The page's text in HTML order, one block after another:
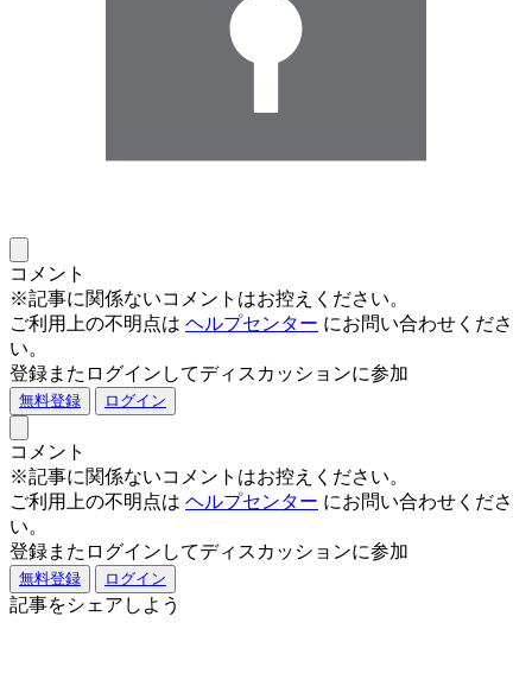
コメント
※記事に関係ないコメントはお控えください。
ご利用上の不明点は ヘルプセンター にお問い合わせくださ
い。
登録またログインしてディスカッションに参加
無料登録 ログイン
コメント
※記事に関係ないコメントはお控えください。
ご利用上の不明点は ヘルプセンター にお問い合わせくださ
い。
登録またログインしてディスカッションに参加
無料登録 ログイン
記事をシェアしよう